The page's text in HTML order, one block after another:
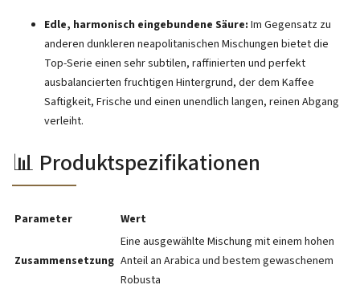
Edle, harmonisch eingebundene Säure: Im Gegensatz zu
anderen dunkleren neapolitanischen Mischungen bietet die
Top-Serie einen sehr subtilen, raffinierten und perfekt
ausbalancierten fruchtigen Hintergrund, der dem Kaffee
Saftigkeit, Frische und einen unendlich langen, reinen Abgang
verleiht.
📊 Produktspezifikationen
Parameter Wert
Zusammensetzung
Eine ausgewählte Mischung mit einem hohen
Anteil an Arabica und bestem gewaschenem
Robusta